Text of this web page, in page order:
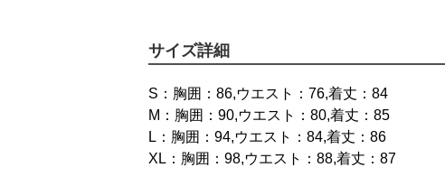
サイズ詳細
S：胸囲：86,ウエスト：76,着丈：84
M：胸囲：90,ウエスト：80,着丈：85
L：胸囲：94,ウエスト：84,着丈：86
XL：胸囲：98,ウエスト：88,着丈：87